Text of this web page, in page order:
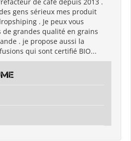
de café depuis 2013 .
gens sérieux mes produit
. Je peux vous
de grandes qualité en grains
. je propose aussi la
qui sont certifié BIO...